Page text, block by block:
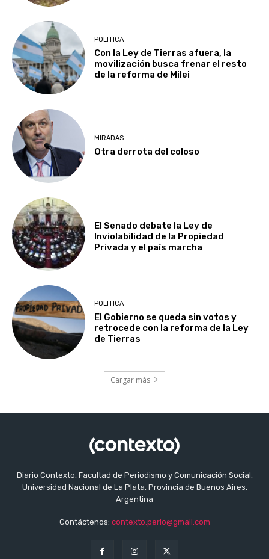
POLITICA
Con la Ley de Tierras afuera, la
movilización busca frenar el resto
de la reforma de Milei
MIRADAS
Otra derrota del coloso
El Senado debate la Ley de
Inviolabilidad de la Propiedad
Privada y el país marcha
POLITICA
El Gobierno se queda sin votos y
retrocede con la reforma de la Ley
de Tierras
Cargar más
Diario Contexto, Facultad de Periodismo y Comunicación Social,
Universidad Nacional de La Plata, Provincia de Buenos Aires,
Argentina
Contáctenos: contexto.perio@gmail.com